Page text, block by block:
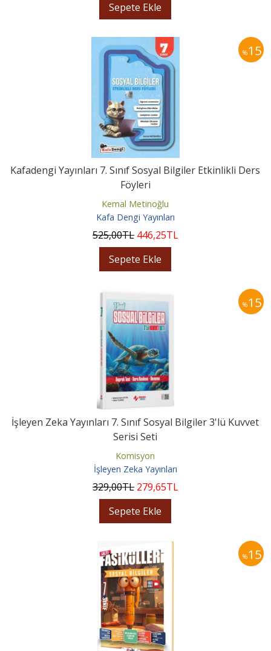
Sepete Ekle
%15
Kafadengi Yayınları 7. Sınıf Sosyal Bilgiler Etkinlikli Ders
Föyleri
Kemal Metinoğlu
Kafa Dengi Yayınları
525,00TL 446,25TL
Sepete Ekle
%15
İşleyen Zeka Yayınları 7. Sınıf Sosyal Bilgiler 3'lü Kuvvet
Serisi Seti
Komisyon
İşleyen Zeka Yayınları
329,00TL 279,65TL
Sepete Ekle
%15